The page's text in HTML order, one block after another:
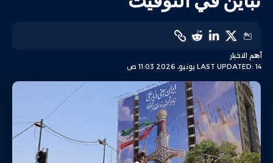
LAST UPDATED: 14 يونيو، 2026 11:03 ص
أهم الاخبار